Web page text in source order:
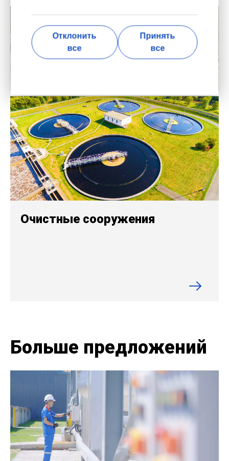
электроэнергии на месте
Очистные сооружения
Больше предложений
Отклонить
все
Принять
все